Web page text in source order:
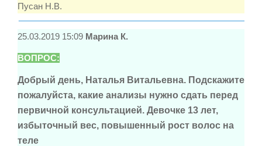
Пусан Н.В.
25.03.2019 15:09 Марина К.
ВОПРОС:
Добрый день, Наталья Витальевна. Подскажите
пожалуйста, какие анализы нужно сдать перед
первичной консультацией. Девочке 13 лет,
избыточный вес, повышенный рост волос на
теле